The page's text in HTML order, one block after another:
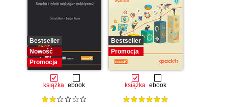
Bestseller
Nowość
Promocja
książka ebook
Bestseller
Promocja
książka ebook